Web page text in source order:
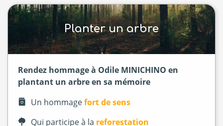
Planter un arbre
Rendez hommage à Odile MINICHINO en
plantant un arbre en sa mémoire
Un hommagefort de sens
Qui participe à la reforestation